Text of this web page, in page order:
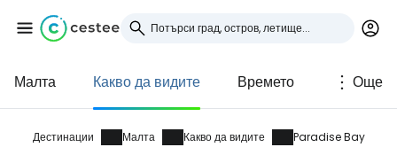
Малта Какво да видите Времето Още
Дестинации Малта Какво да видите Paradise Bay
Влезте в Cestee
... световната общност на туристите